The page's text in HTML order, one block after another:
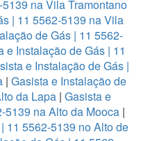
na Vila Tramontano
| 11 5562-5139 na Vila
de Gás | 11 5562-
e Instalação de Gás | 11
e Instalação de Gás |
| Gasista e Instalação de
da Lapa| Gasista e
5139 na Alto da Mooca|
11 5562-5139 no Alto de